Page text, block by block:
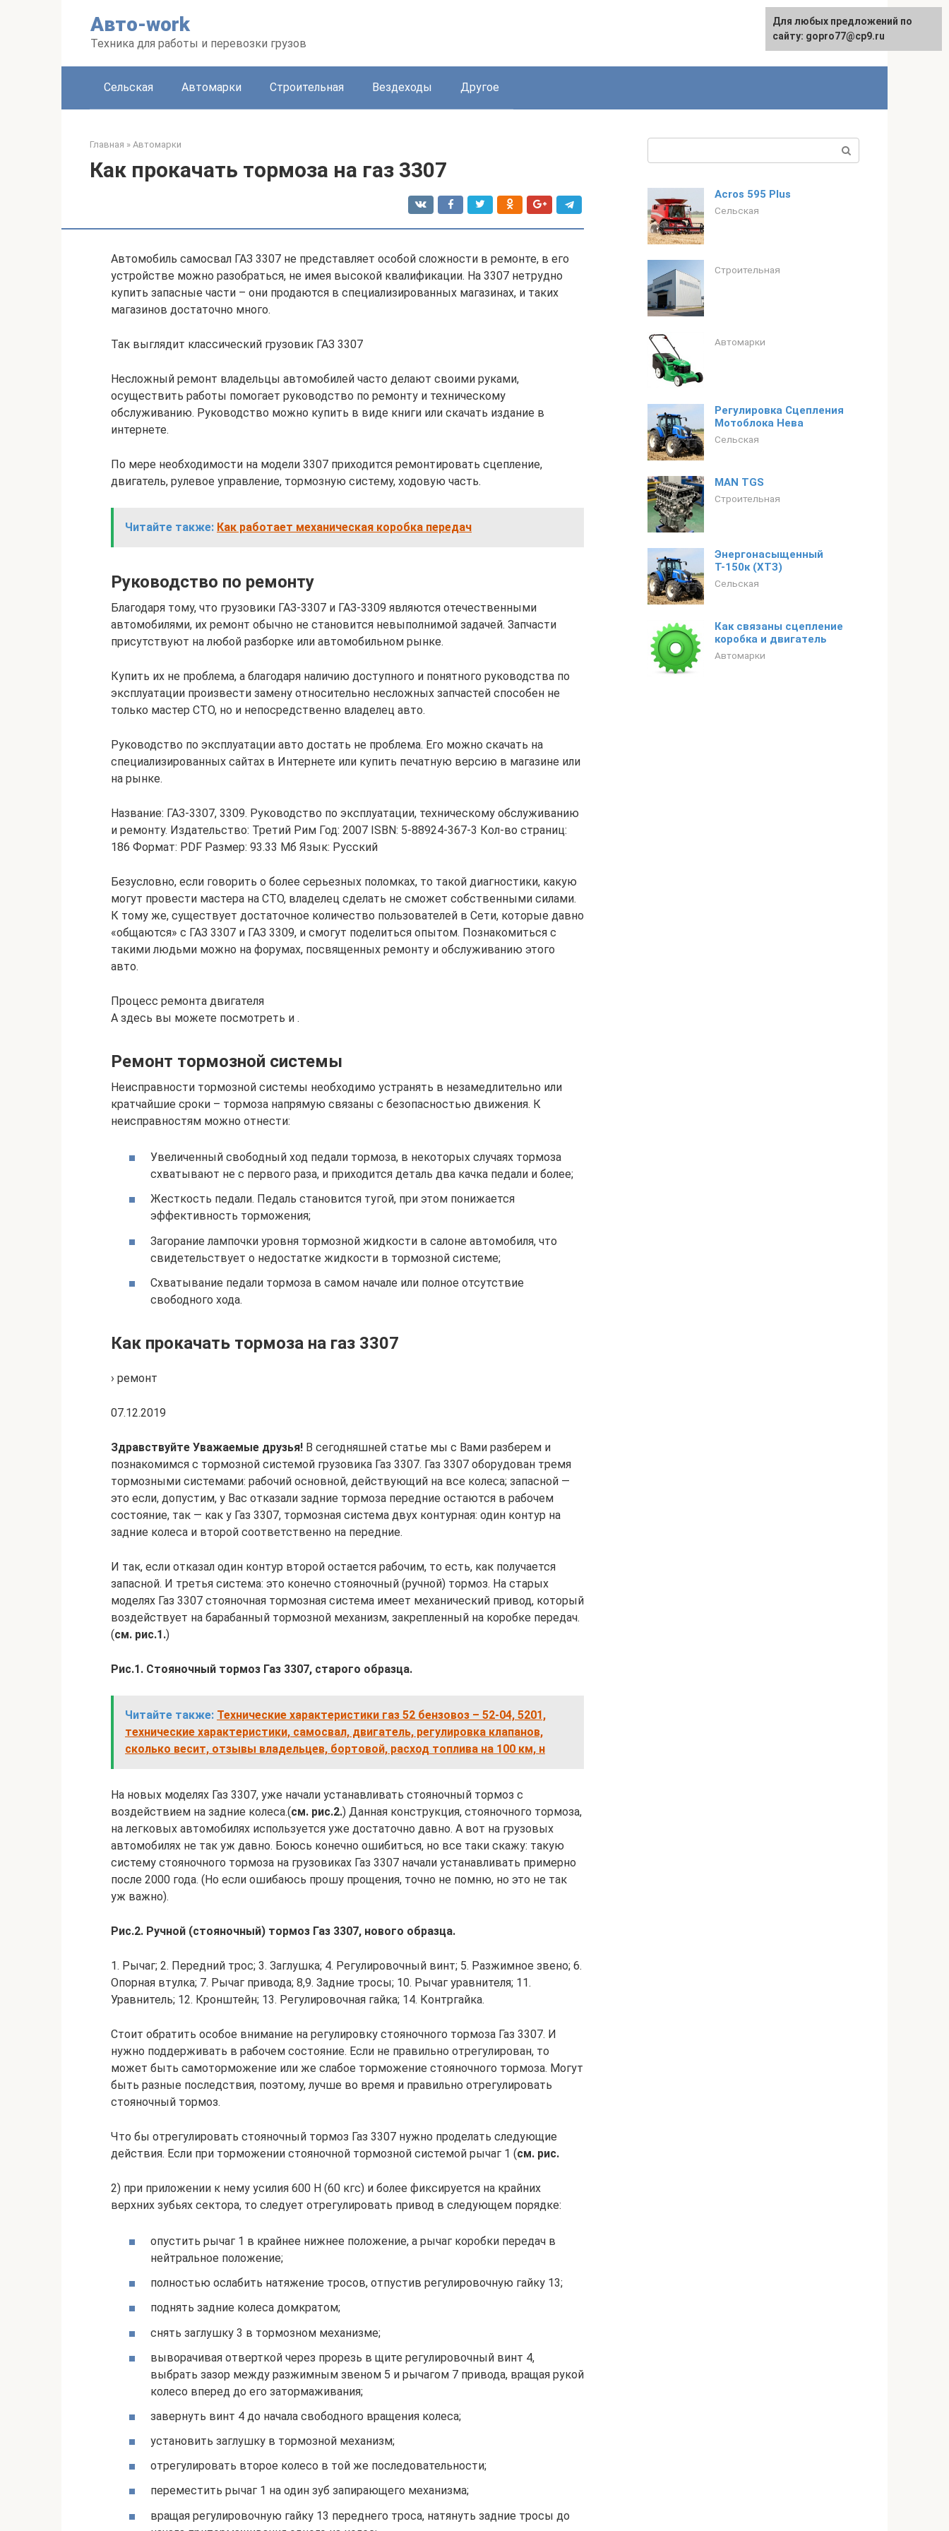
Авто-work
Техника для работы и перевозки грузов
Сельская Автомарки Строительная Вездеходы Другое
Главная » Автомарки
Как прокачать тормоза на газ 3307
Автомобиль самосвал ГАЗ 3307 не представляет особой сложности в ремонте, в его
устройстве можно разобраться, не имея высокой квалификации. На 3307 нетрудно
купить запасные части – они продаются в специализированных магазинах, и таких
магазинов достаточно много.
Так выглядит классический грузовик ГАЗ 3307
Несложный ремонт владельцы автомобилей часто делают своими руками,
осуществить работы помогает руководство по ремонту и техническому
обслуживанию. Руководство можно купить в виде книги или скачать издание в
интернете.
По мере необходимости на модели 3307 приходится ремонтировать сцепление,
двигатель, рулевое управление, тормозную систему, ходовую часть.
Читайте также: Как работает механическая коробка передач
Руководство по ремонту
Благодаря тому, что грузовики ГАЗ-3307 и ГАЗ-3309 являются отечественными
автомобилями, их ремонт обычно не становится невыполнимой задачей. Запчасти
присутствуют на любой разборке или автомобильном рынке.
Купить их не проблема, а благодаря наличию доступного и понятного руководства по
эксплуатации произвести замену относительно несложных запчастей способен не
только мастер СТО, но и непосредственно владелец авто.
Руководство по эксплуатации авто достать не проблема. Его можно скачать на
специализированных сайтах в Интернете или купить печатную версию в магазине или
на рынке.
Название: ГАЗ-3307, 3309. Руководство по эксплуатации, техническому обслуживанию
и ремонту. Издательство: Третий Рим Год: 2007 ISBN: 5-88924-367-3 Кол-во страниц:
186 Формат: PDF Размер: 93.33 Мб Язык: Русский
Безусловно, если говорить о более серьезных поломках, то такой диагностики, какую
могут провести мастера на СТО, владелец сделать не сможет собственными силами.
К тому же, существует достаточное количество пользователей в Сети, которые давно
«общаются» с ГАЗ 3307 и ГАЗ 3309, и смогут поделиться опытом. Познакомиться с
такими людьми можно на форумах, посвященных ремонту и обслуживанию этого
авто.
Процесс ремонта двигателя
А здесь вы можете посмотреть и .
Ремонт тормозной системы
Неисправности тормозной системы необходимо устранять в незамедлительно или
кратчайшие сроки – тормоза напрямую связаны с безопасностью движения. К
неисправностям можно отнести:
Увеличенный свободный ход педали тормоза, в некоторых случаях тормоза
схватывают не с первого раза, и приходится деталь два качка педали и более;
Жесткость педали. Педаль становится тугой, при этом понижается
эффективность торможения;
Загорание лампочки уровня тормозной жидкости в салоне автомобиля, что
свидетельствует о недостатке жидкости в тормозной системе;
Схватывание педали тормоза в самом начале или полное отсутствие
свободного хода.
Как прокачать тормоза на газ 3307
› ремонт
07.12.2019
Здравствуйте Уважаемые друзья! В сегодняшней статье мы с Вами разберем и
познакомимся с тормозной системой грузовика Газ 3307. Газ 3307 оборудован тремя
тормозными системами: рабочий основной, действующий на все колеса; запасной —
это если, допустим, у Вас отказали задние тормоза передние остаются в рабочем
состояние, так — как у Газ 3307, тормозная система двух контурная: один контур на
задние колеса и второй соответственно на передние.
И так, если отказал один контур второй остается рабочим, то есть, как получается
запасной. И третья система: это конечно стояночный (ручной) тормоз. На старых
моделях Газ 3307 стояночная тормозная система имеет механический привод, который
воздействует на барабанный тормозной механизм, закрепленный на коробке передач.
(см. рис.1.)
Рис.1. Стояночный тормоз Газ 3307, старого образца.
Читайте также: Технические характеристики газ 52 бензовоз – 52-04, 5201,
технические характеристики, самосвал, двигатель, регулировка клапанов,
сколько весит, отзывы владельцев, бортовой, расход топлива на 100 км, н
На новых моделях Газ 3307, уже начали устанавливать стояночный тормоз с
воздействием на задние колеса.(см. рис.2.) Данная конструкция, стояночного тормоза,
на легковых автомобилях используется уже достаточно давно. А вот на грузовых
автомобилях не так уж давно. Боюсь конечно ошибиться, но все таки скажу: такую
систему стояночного тормоза на грузовиках Газ 3307 начали устанавливать примерно
после 2000 года. (Но если ошибаюсь прошу прощения, точно не помню, но это не так
уж важно).
Рис.2. Ручной (стояночный) тормоз Газ 3307, нового образца.
1. Рычаг; 2. Передний трос; 3. Заглушка; 4. Регулировочный винт; 5. Разжимное звено; 6.
Опорная втулка; 7. Рычаг привода; 8,9. Задние тросы; 10. Рычаг уравнителя; 11.
Уравнитель; 12. Кронштейн; 13. Регулировочная гайка; 14. Контргайка.
Стоит обратить особое внимание на регулировку стояночного тормоза Газ 3307. И
нужно поддерживать в рабочем состояние. Если не правильно отрегулирован, то
может быть самоторможение или же слабое торможение стояночного тормоза. Могут
быть разные последствия, поэтому, лучше во время и правильно отрегулировать
стояночный тормоз.
Что бы отрегулировать стояночный тормоз Газ 3307 нужно проделать следующие
действия. Если при торможении стояночной тормоз­ной системой рычаг 1 (см. рис.
2) при при­ложении к нему усилия 600 Н (60 кгс) и более фиксируется на крайних
верхних зу­бьях сектора, то следует отрегулировать привод в следующем порядке:
опустить рычаг 1 в крайнее нижнее поло­жение, а рычаг коробки передач в
нейт­ральное положение;
полностью ослабить натяжение тросов, отпустив регулировочную гайку 13;
поднять задние колеса домкратом;
снять заглушку 3 в тормозном механизме;
выворачивая отверткой через прорезь в щите регулировочный винт 4,
выбрать зазор между разжимным звеном 5 и рычагом 7 привода, вращая рукой
колесо вперед до его затормаживания;
завернуть винт 4 до начала свободного вращения колеса;
установить заглушку в тормозной меха­низм;
отрегулировать второе колесо в той же последовательности;
переместить рычаг 1 на один зуб запира­ющего механизма;
вращая регулировочную гайку 13 перед­него троса, натянуть задние тросы до
Аcros 595 Plus
Сельская
Строительная
Автомарки
Регулировка Сцепления
Мотоблока Нева
Сельская
MAN TGS
Строительная
Энергонасыщенный
Т-150к (ХТЗ)
Сельская
Как связаны сцепление
коробка и двигатель
Автомарки
Для любых предложений по
сайту: gopro77@cp9.ru